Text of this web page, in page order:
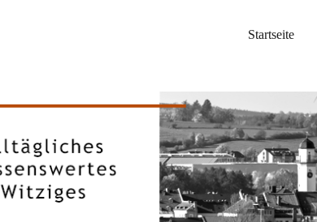
Startseite